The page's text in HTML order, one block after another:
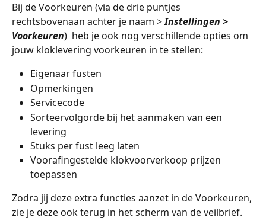
Bij de Voorkeuren (via de drie puntjes
rechtsbovenaan achter je naam > Instellingen >
Voorkeuren)  heb je ook nog verschillende opties om
jouw kloklevering voorkeuren in te stellen:
Eigenaar fusten
Opmerkingen
Servicecode
Sorteervolgorde bij het aanmaken van een
levering
Stuks per fust leeg laten
Voorafingestelde klokvoorverkoop prijzen
toepassen
Zodra jij deze extra functies aanzet in de Voorkeuren,
zie je deze ook terug in het scherm van de veilbrief.